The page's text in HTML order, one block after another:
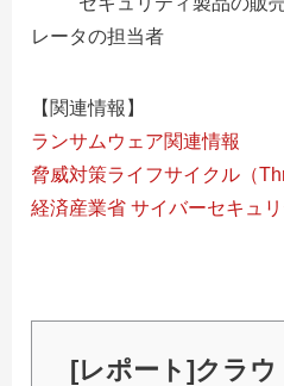
レータの担当者
【関連情報】
ランサムウェア関連情報
脅威対策ライフサイクル（
経済産業省 サイバーセキュ
[レポート]クラウ